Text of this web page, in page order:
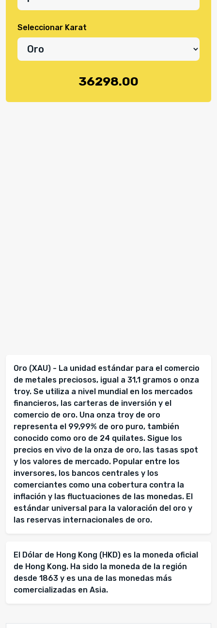
Seleccionar Karat
36298.00
Oro (XAU) - La unidad estándar para el comercio
de metales preciosos, igual a 31,1 gramos o onza
troy. Se utiliza a nivel mundial en los mercados
financieros, las carteras de inversión y el
comercio de oro. Una onza troy de oro
representa el 99,99% de oro puro, también
conocido como oro de 24 quilates. Sigue los
precios en vivo de la onza de oro, las tasas spot
y los valores de mercado. Popular entre los
inversores, los bancos centrales y los
comerciantes como una cobertura contra la
inflación y las fluctuaciones de las monedas. El
estándar universal para la valoración del oro y
las reservas internacionales de oro.
El Dólar de Hong Kong (HKD) es la moneda oficial
de Hong Kong. Ha sido la moneda de la región
desde 1863 y es una de las monedas más
comercializadas en Asia.